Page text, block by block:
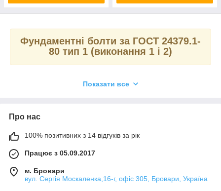
Фундаментні болти за ГОСТ 24379.1-
80 тип 1 (виконання 1 і 2)
Такі вироби, що виготовляються згідно з вимогами
Відповідно до вищевказаного Дст, максимальна
Використовуються вони у фундаментних конструкціях,
виконаних із залізобетону.
З
виконання.
фундаментний Болт тип 1.1
- це пряме
Показати все
Про нас
100% позитивних з 14 відгуків за рік
Працює з 05.09.2017
м. Бровари
вул. Сергія Москаленка,16-г, офіс 305, Бровари, Україна